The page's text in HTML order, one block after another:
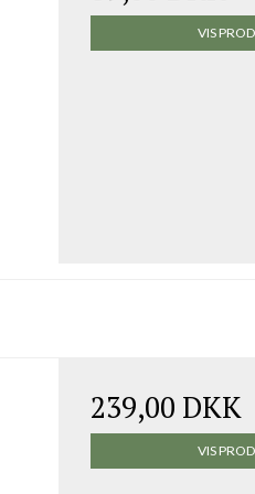
VIS
239,00 DKK
VIS